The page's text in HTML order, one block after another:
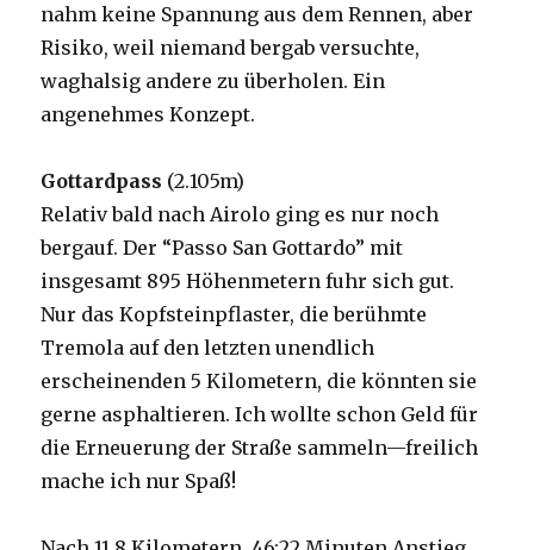
nahm keine Spannung aus dem Rennen, aber
Risiko, weil niemand bergab versuchte,
waghalsig andere zu überholen. Ein
angenehmes Konzept.
Gottardpass (2.105m)
Relativ bald nach Airolo ging es nur noch
bergauf. Der “Passo San Gottardo” mit
insgesamt 895 Höhenmetern fuhr sich gut.
Nur das Kopfsteinpflaster, die berühmte
Tremola auf den letzten unendlich
erscheinenden 5 Kilometern, die könnten sie
gerne asphaltieren. Ich wollte schon Geld für
die Erneuerung der Straße sammeln—freilich
mache ich nur Spaß!